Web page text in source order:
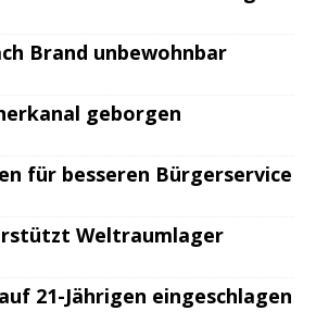
Brand unbewohnbar
geborgen
für besseren Bürgerservice
Weltraumlager
21-Jährigen eingeschlagen